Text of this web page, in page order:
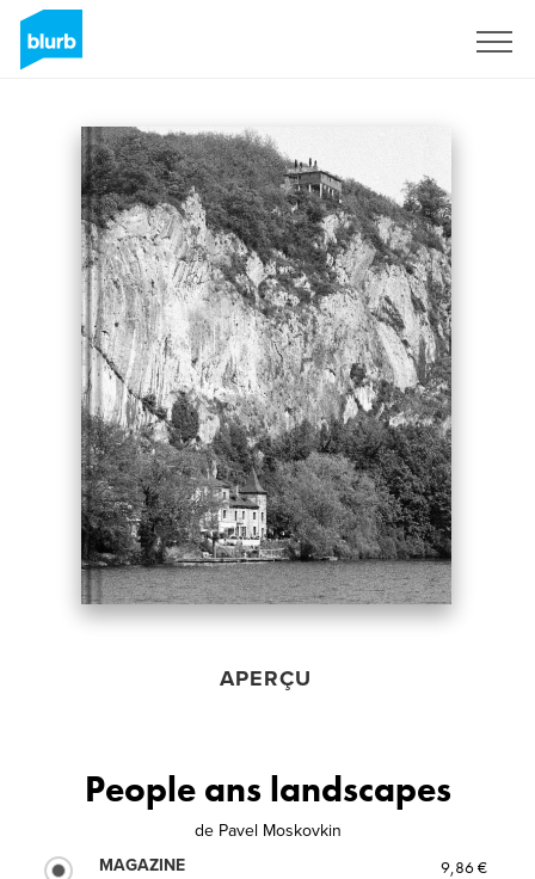
APERÇU
People ans landscapes
de Pavel Moskovkin
MAGAZINE
9,86 €